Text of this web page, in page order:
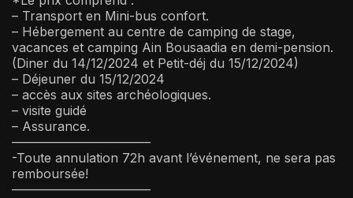
– Transport en Mini-bus confort.
– Hébergement au centre de camping de stage,
vacances et camping Ain Bousaadia en demi-pension.
(Diner du 14/12/2024 et Petit-déj du 15/12/2024)
– Déjeuner du 15/12/2024
– accès aux sites archéologiques.
– visite guidé
– Assurance.
———————————
-Toute annulation 72h avant l’événement, ne sera pas
remboursée!
———————————